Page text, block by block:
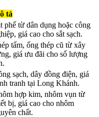
tả
phế từ dân dụng hoặc công
giá cao cho sắt sạch.
tấm, ống thép cũ từ xây
giá ưu đãi cho số lượng
sạch, dây đồng điện, giá
tranh tại Long Khánh.
hợp kim, nhôm vụn từ
bị, giá cao cho nhôm
chất.